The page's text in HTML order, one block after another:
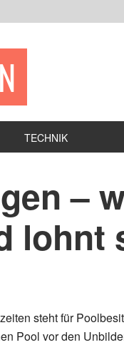
TECHNIK
–
lohnt
steht für
Pool vor den